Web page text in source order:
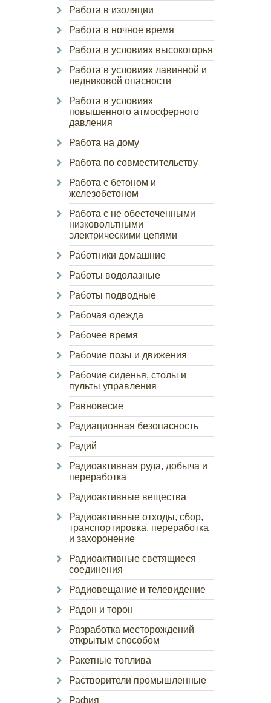
Работа в изоляции
Работа в ночное время
Работа в условиях высокогорья
Работа в условиях лавинной и
ледниковой опасности
Работа в условиях
повышенного атмосферного
давления
Работа на дому
Работа по совместительству
Работа с бетоном и
железобетоном
Работа с не обесточенными
низковольтными
электрическими цепями
Работники домашние
Работы водолазные
Работы подводные
Рабочая одежда
Рабочее время
Рабочие позы и движения
Рабочие сиденья, столы и
пульты управления
Равновесие
Радиационная безопасность
Радий
Радиоактивная руда, добыча и
переработка
Радиоактивные вещества
Радиоактивные отходы, сбор,
транспортировка, переработка
и захоронение
Радиоактивные светящиеся
соединения
Радиовещание и телевидение
Радон и торон
Разработка месторождений
открытым способом
Ракетные топлива
Растворители промышленные
Рафия